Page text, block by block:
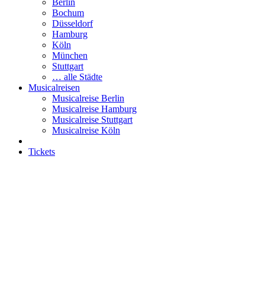
Berlin
Bochum
Düsseldorf
Hamburg
Köln
München
Stuttgart
… alle Städte
Musicalreisen
Musicalreise Berlin
Musicalreise Hamburg
Musicalreise Stuttgart
Musicalreise Köln
Tickets